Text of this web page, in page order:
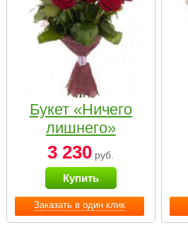
Заказать в один клик
Букет «Ничего
лишнего»
3 230 руб.
Купить